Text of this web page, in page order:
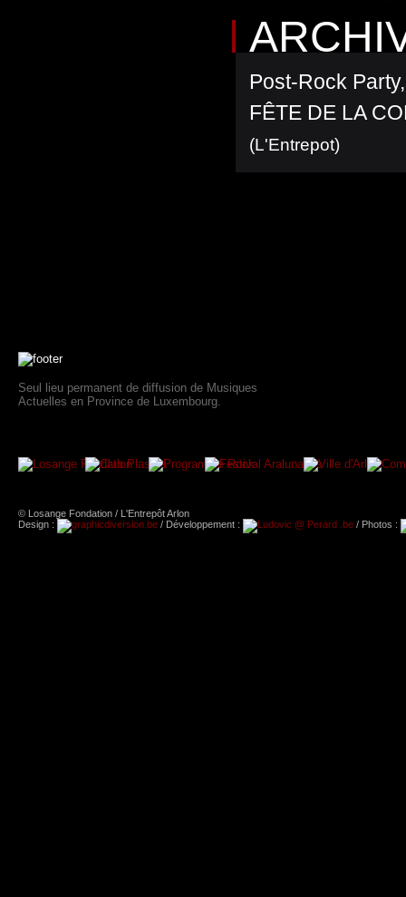
Post-Rock Party
FÊTE DE LA
(L'Entrepot)
Seul lieu permanent de diffusion de Musiques
Actuelles en Province de Luxembourg.
© Losange Fondation / L'Entrepôt Arlon
Design :
/ Développement : / Photos :